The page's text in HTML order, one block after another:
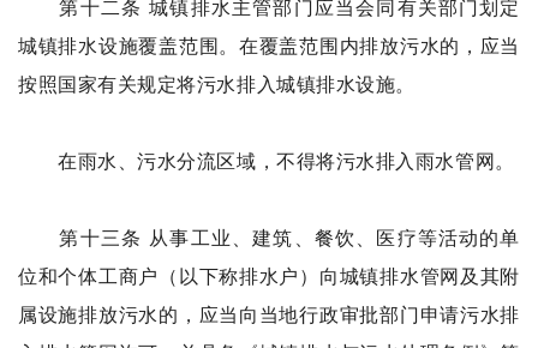
第十二条 城镇排水主管部门应当会同有关部门划定
城镇排水设施覆盖范围。在覆盖范围内排放污水的，应当
按照国家有关规定将污水排入城镇排水设施。
在雨水、污水分流区域，不得将污水排入雨水管网。
第十三条 从事工业、建筑、餐饮、医疗等活动的单
位和个体工商户（以下称排水户）向城镇排水管网及其附
属设施排放污水的，应当向当地行政审批部门申请污水排